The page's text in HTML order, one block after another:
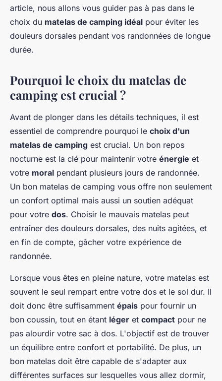
article, nous allons vous guider pas à pas dans le
choix du matelas de camping idéal pour éviter les
douleurs dorsales pendant vos randonnées de longue
durée.
Pourquoi le choix du matelas de
camping est crucial ?
Avant de plonger dans les détails techniques, il est
essentiel de comprendre pourquoi le choix d'un
matelas de camping est crucial. Un bon repos
nocturne est la clé pour maintenir votre énergie et
votre moral pendant plusieurs jours de randonnée.
Un bon matelas de camping vous offre non seulement
un confort optimal mais aussi un soutien adéquat
pour votre dos. Choisir le mauvais matelas peut
entraîner des douleurs dorsales, des nuits agitées, et
en fin de compte, gâcher votre expérience de
randonnée.
Lorsque vous êtes en pleine nature, votre matelas est
souvent le seul rempart entre votre dos et le sol dur. Il
doit donc être suffisamment épais pour fournir un
bon coussin, tout en étant léger et compact pour ne
pas alourdir votre sac à dos. L'objectif est de trouver
un équilibre entre confort et portabilité. De plus, un
bon matelas doit être capable de s'adapter aux
différentes surfaces sur lesquelles vous allez dormir,